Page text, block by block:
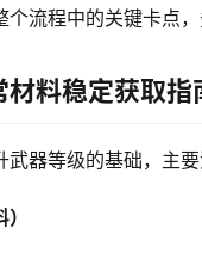
个流程中的关键卡点，
料稳定获取指
器等级的基础，主要